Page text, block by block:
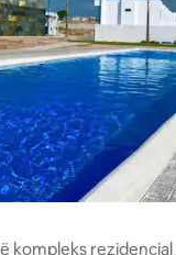
kompleks